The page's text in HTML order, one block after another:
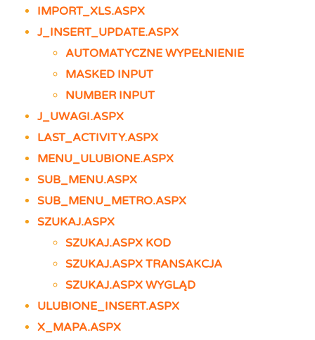
IMPORT_XLS.ASPX
J_INSERT_UPDATE.ASPX
AUTOMATYCZNE WYPEŁNIENIE
MASKED INPUT
NUMBER INPUT
J_UWAGI.ASPX
LAST_ACTIVITY.ASPX
MENU_ULUBIONE.ASPX
SUB_MENU.ASPX
SUB_MENU_METRO.ASPX
SZUKAJ.ASPX
SZUKAJ.ASPX KOD
SZUKAJ.ASPX TRANSAKCJA
SZUKAJ.ASPX WYGLĄD
ULUBIONE_INSERT.ASPX
X_MAPA.ASPX